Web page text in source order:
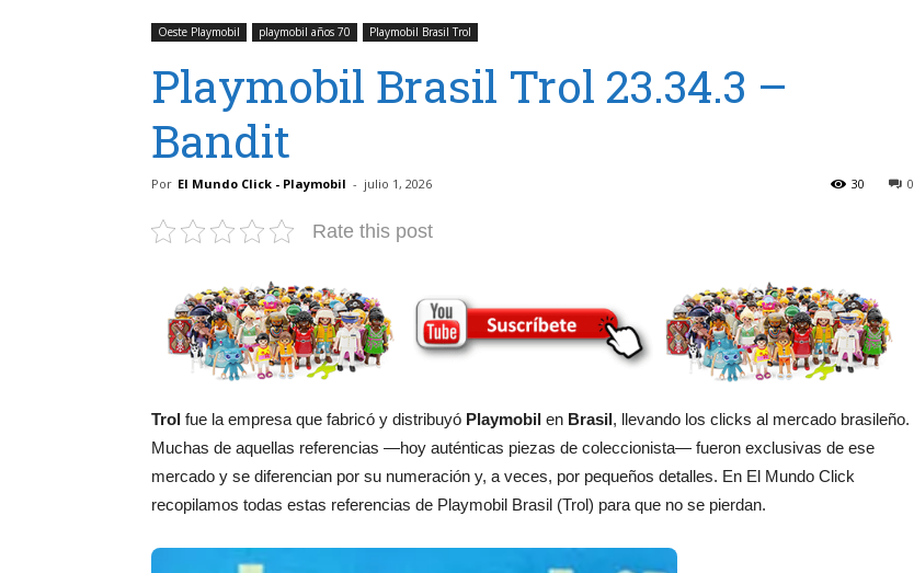
Oeste Playmobil playmobil años 70 Playmobil Brasil Trol
Playmobil Brasil Trol 23.34.3 –
Bandit
Por El Mundo Click - Playmobil - julio 1, 2026 0
30
Rate this post
Trol fue la empresa que fabricó y distribuyó Playmobil en Brasil, llevando los clicks al mercado brasileño.
Muchas de aquellas referencias —hoy auténticas piezas de coleccionista— fueron exclusivas de ese
mercado y se diferencian por su numeración y, a veces, por pequeños detalles. En El Mundo Click
recopilamos todas estas referencias de Playmobil Brasil (Trol) para que no se pierdan.